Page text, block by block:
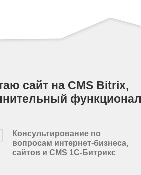
сайт на CMS Bitrix,
функционал
Консультирование по
вопросам интернет-бизнеса,
сайтов и CMS 1С-Битрикс